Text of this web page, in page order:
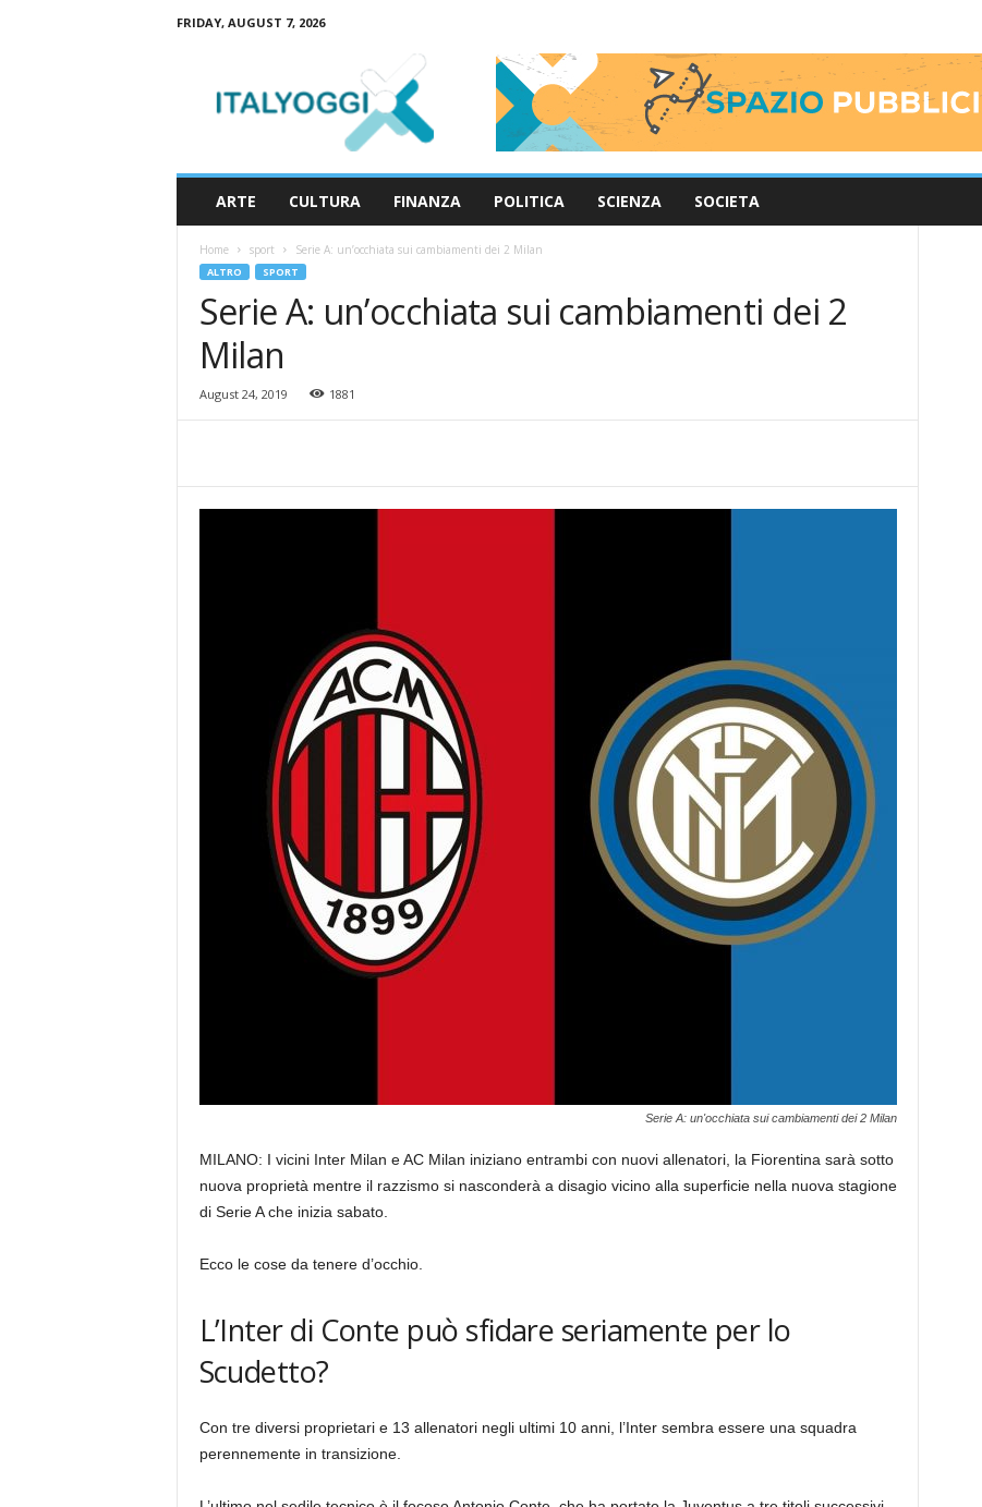
FRIDAY, AUGUST 7, 2026
ARTE CULTURA FINANZA POLITICA SCIENZA SOCIETA
Home sport Serie A: un’occhiata sui cambiamenti dei 2 Milan
ALTRO SPORT
Serie A: un’occhiata sui cambiamenti dei 2
Milan
August 24, 2019 1881
Serie A: un'occhiata sui cambiamenti dei 2 Milan
MILANO: I vicini Inter Milan e AC Milan iniziano entrambi con nuovi allenatori, la Fiorentina sarà sotto
nuova proprietà mentre il razzismo si nasconderà a disagio vicino alla superficie nella nuova stagione
di Serie A che inizia sabato.
Ecco le cose da tenere d’occhio.
L’Inter di Conte può sfidare seriamente per lo
Scudetto?
Con tre diversi proprietari e 13 allenatori negli ultimi 10 anni, l’Inter sembra essere una squadra
perennemente in transizione.